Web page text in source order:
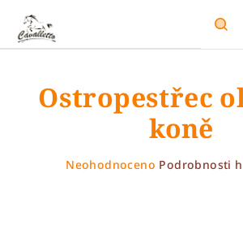
obsah
Ostropestřec
koně
Průměrné
Neohodnoceno Podrobnosti